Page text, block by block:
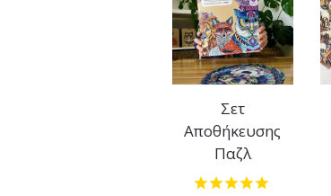
Σετ
Αποθήκευσης
Παζλ